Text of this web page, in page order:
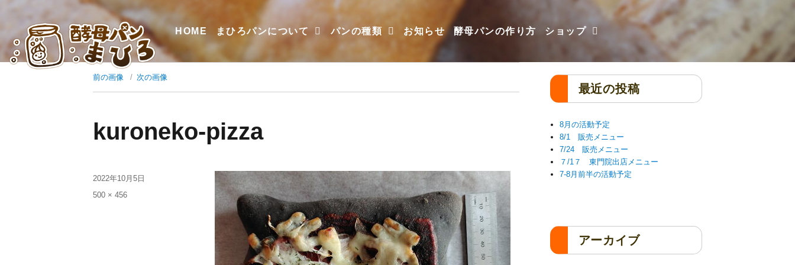
HOME まひろパンについて パンの種類 お知らせ 酵母パンの作り方 ショップ
前の画像 次の画像
kuroneko-pizza
2022年10月5日
500 × 456
最近の投稿
8月の活動予定
8/1 販売メニュー
7/24 販売メニュー
７/1７ 東門院出店メニュー
7-8月前半の活動予定
アーカイブ